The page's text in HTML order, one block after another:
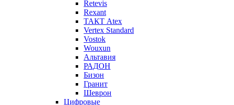
Retevis
Rexant
ТАКТ Atex
Vertex Standard
Vostok
Wouxun
Альтавия
РАДОН
Бизон
Гранит
Шеврон
Цифровые